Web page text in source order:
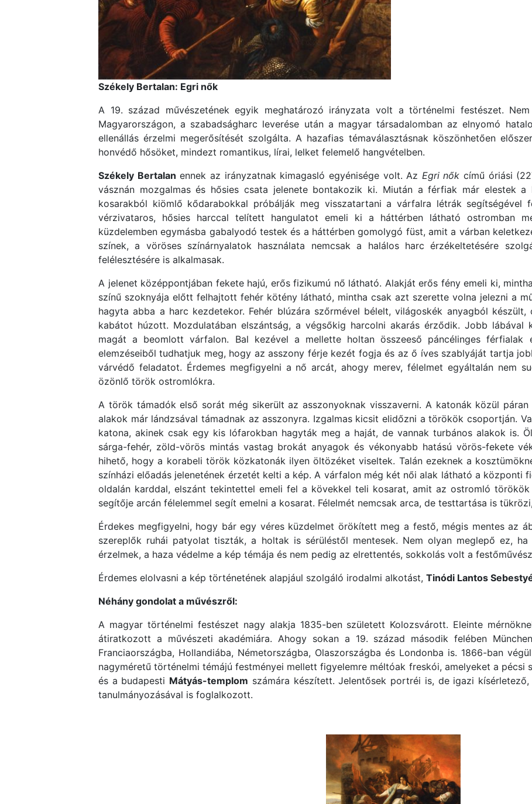
Székely Bertalan: Egri nők
A 19. század művészetének egyik meghatározó irányzata volt a történelmi festészet.
Magyarországon, a szabadságharc leverése után a magyar társadalomban az elnyomó
ellenállás érzelmi megerősítését szolgálta. A hazafias témaválasztásnak köszönhetően
honvédő hősöket, mindezt romantikus, lírai, lelket felemelő hangvételben.
Székely Bertalan ennek az irányzatnak kimagasló egyénisége volt. Az Egri nők című óriási
vásznán mozgalmas és hősies csata jelenete bontakozik ki. Miután a férfiak már elestek
kosarakból kiömlő kődarabokkal próbálják meg visszatartani a várfalra létrák segítségével
vérzivataros, hősies harccal telített hangulatot emeli ki a háttérben látható ostromban
küzdelemben egymásba gabalyodó testek és a háttérben gomolygó füst, amit a várban
színek, a vöröses színárnyalatok használata nemcsak a halálos harc érzékeltetésére
felélesztésére is alkalmasak.
A jelenet középpontjában fekete hajú, erős fizikumú nő látható. Alakját erős fény emeli ki,
színű szoknyája előtt felhajtott fehér kötény látható, mintha csak azt szerette volna jelezni a
hagyta abba a harc kezdetekor. Fehér blúzára szőrmével bélelt, világoskék anyagból
kabátot húzott. Mozdulatában elszántság, a végsőkig harcolni akarás érződik. Jobb lábával
magát a beomlott várfalon. Bal kezével a mellette holtan összeeső páncélinges férfialak
elemzéseiből tudhatjuk meg, hogy az asszony férje kezét fogja és az ő íves szablyáját tartja
várvédő feladatot. Érdemes megfigyelni a nő arcát, ahogy merev, félelmet egyáltalán nem
özönlő török ostromlókra.
A török támadók első sorát még sikerült az asszonyoknak visszaverni. A katonák közül
alakok már lándzsával támadnak az asszonyra. Izgalmas kicsit elidőzni a törökök csoportján.
katona, akinek csak egy kis lófarokban hagyták meg a haját, de vannak turbános alakok is.
sárga-fehér, zöld-vörös mintás vastag brokát anyagok és vékonyabb hatású vörös-fekete
hihető, hogy a korabeli török közkatonák ilyen öltözéket viseltek. Talán ezeknek a
színházi előadás jelenetének érzetét kelti a kép. A várfalon még két női alak látható a központi
oldalán karddal, elszánt tekintettel emeli fel a kövekkel teli kosarat, amit az ostromló törökök
segítője arcán félelemmel segít emelni a kosarat. Félelmét nemcsak arca, de testtartása is
Érdekes megfigyelni, hogy bár egy véres küzdelmet örökített meg a festő, mégis mentes az
szereplők ruhái patyolat tiszták, a holtak is sérüléstől mentesek. Nem olyan meglepő ez,
érzelmek, a haza védelme a kép témája és nem pedig az elrettentés, sokkolás volt a
Érdemes elolvasni a kép történetének alapjául szolgáló irodalmi alkotást, Tinódi Lantos
Néhány gondolat a művészről:
A magyar történelmi festészet nagy alakja 1835-ben született Kolozsvárott. Eleinte
átiratkozott a művészeti akadémiára. Ahogy sokan a 19. század második felében
Franciaországba, Hollandiába, Németországba, Olaszországba és Londonba is. 1866-ban
nagyméretű történelmi témájú festményei mellett figyelemre méltóak freskói, amelyeket a pécsi
és a budapesti Mátyás-templom számára készített. Jelentősek portréi is, de igazi
tanulmányozásával is foglalkozott.